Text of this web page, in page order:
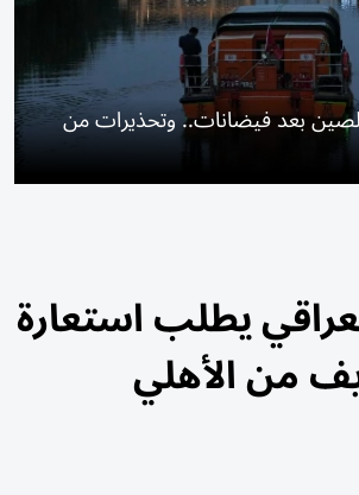
بعد فيضانات.. وتحذيرات من
يطلب استعارة
من الأهلي